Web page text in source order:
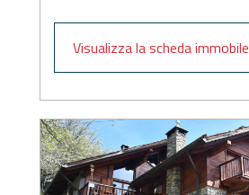
Visualizza la scheda immobile